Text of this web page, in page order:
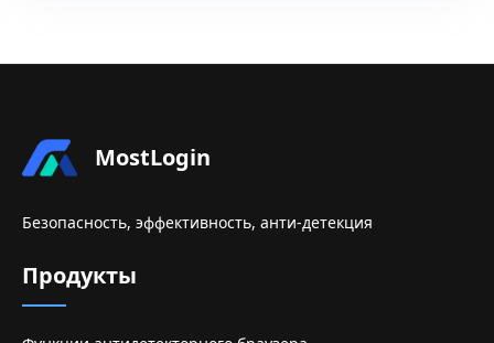
MostLogin
Безопасность, эффективность, анти-детекция
Продукты